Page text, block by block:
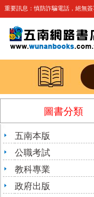
重要訊息：慎防詐騙電話，絕無
圖書分類
五南本版
公職考試
教科專業
政府出版